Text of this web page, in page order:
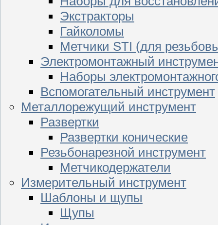
Экстракторы
Гайколомы
Метчики STI (для
Электромонтажный
Наборы
Вспомогательный инструмент
Металлорежущий инструмент
Развертки
Развертки конические
Резьбонарезной инструмент
Метчикодержатели
Измерительный инструмент
Шаблоны и щупы
Щупы